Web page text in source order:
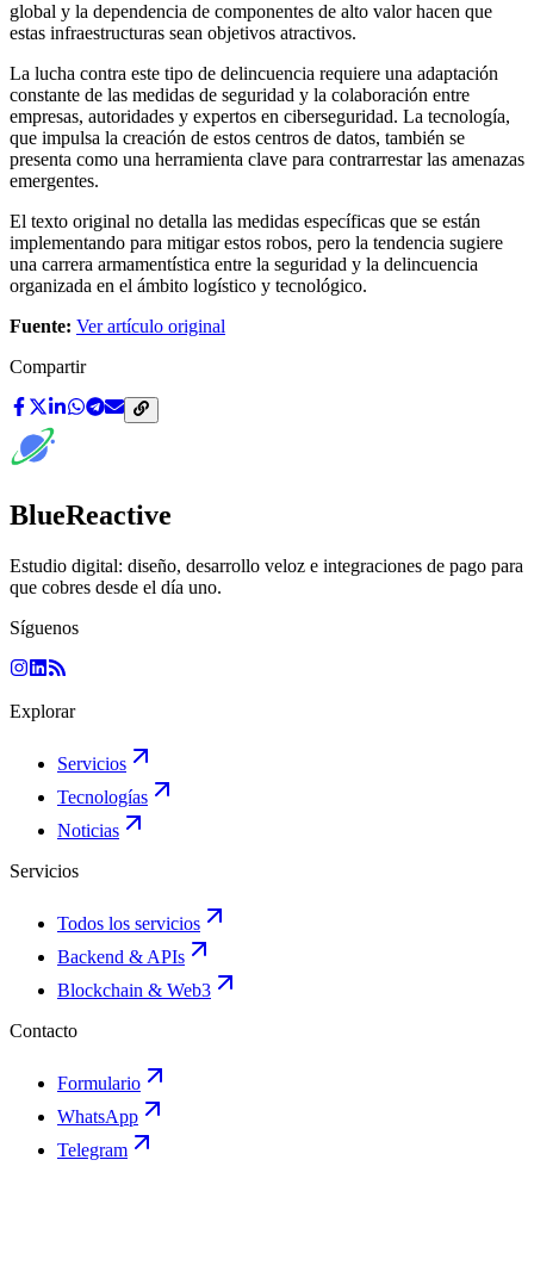
global y la dependencia de componentes de alto valor hacen que
estas infraestructuras sean objetivos atractivos.
La lucha contra este tipo de delincuencia requiere una adaptación
constante de las medidas de seguridad y la colaboración entre
empresas, autoridades y expertos en ciberseguridad. La tecnología,
que impulsa la creación de estos centros de datos, también se
presenta como una herramienta clave para contrarrestar las amenazas
emergentes.
El texto original no detalla las medidas específicas que se están
implementando para mitigar estos robos, pero la tendencia sugiere
una carrera armamentística entre la seguridad y la delincuencia
organizada en el ámbito logístico y tecnológico.
Fuente: Ver artículo original
Compartir
BlueReactive
Estudio digital: diseño, desarrollo veloz e integraciones de pago para
que cobres desde el día uno.
Síguenos
Explorar
Servicios
Tecnologías
Noticias
Servicios
Todos los servicios
Backend & APIs
Blockchain & Web3
Contacto
Formulario
WhatsApp
Telegram